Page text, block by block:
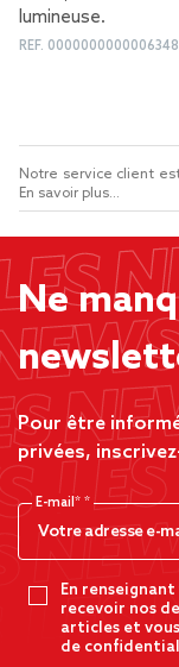
lumineuse.
REF.
Notre service client
En savoir plus...
Ne
Pour être
privées,
E-mail*
En
recevoir nos
articles et
de